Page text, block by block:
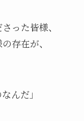
った皆様、
存在が、
んだ」